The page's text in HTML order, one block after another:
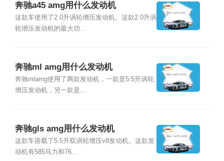
奔驰a45 amg用什么发动机
这款车使用了2.0升涡轮增压发动机。这款2.0升涡
轮增压发动机的最大功...
奔驰ml amg用什么发动机
奔驰mlamg使用了两款发动机，一款是5.5升涡轮
增压发动机，另一款是...
奔驰gls amg用什么发动机
这款车搭载了5.5升双涡轮增压v8发动机。这款发
动机有585马力和76...